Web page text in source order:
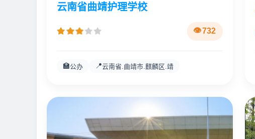
云南省曲靖护理学校
732
🏫公办 📍云南省.曲靖市.麒麟区.靖